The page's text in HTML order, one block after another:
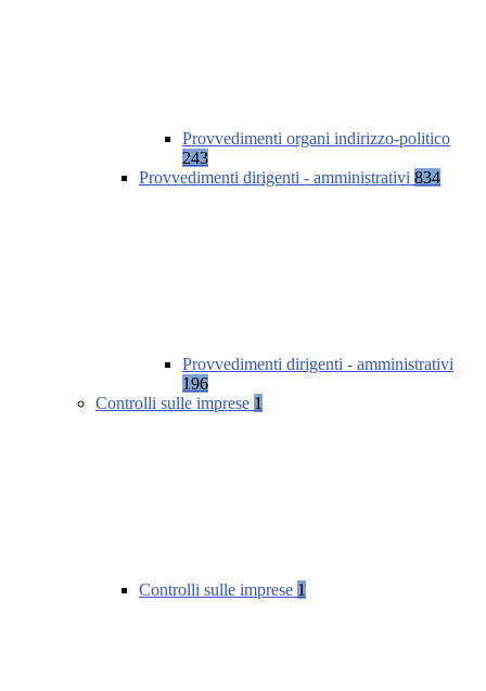
Provvedimenti organi indirizzo-politico
243
Provvedimenti dirigenti - amministrativi 834
Provvedimenti dirigenti - amministrativi
196
Controlli sulle imprese 1
Controlli sulle imprese 1